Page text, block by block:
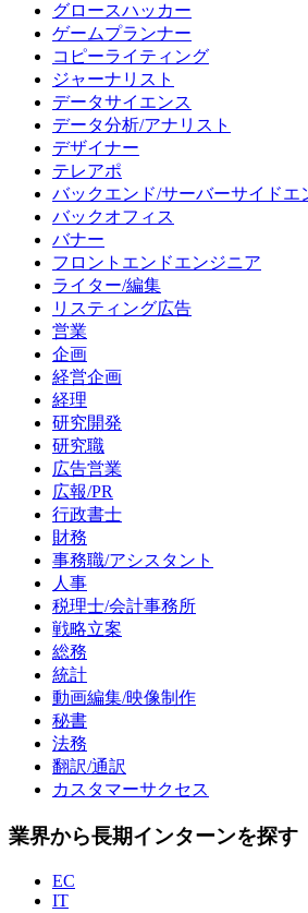
グロースハッカー
ゲームプランナー
コピーライティング
ジャーナリスト
データサイエンス
データ分析/アナリスト
デザイナー
テレアポ
バックエンド/サーバーサイドエ
バックオフィス
バナー
フロントエンドエンジニア
ライター/編集
リスティング広告
営業
企画
経営企画
経理
研究開発
研究職
広告営業
広報/PR
行政書士
財務
事務職/アシスタント
人事
税理士/会計事務所
戦略立案
総務
統計
動画編集/映像制作
秘書
法務
翻訳/通訳
カスタマーサクセス
業界から長期インターンを探す
EC
IT